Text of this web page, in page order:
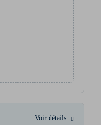
Voir détails